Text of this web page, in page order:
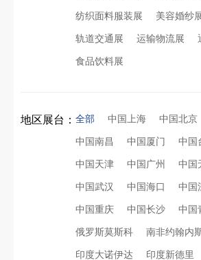
纺织面料服装展 美容婚纱
轨道交通展 运输物流展
食品饮料展
地区展台： 全部 中国上海 中国北京
中国南昌 中国厦门 中国
中国天津 中国广州 中国
中国武汉 中国海口 中国
中国重庆 中国长沙 中国
俄罗斯莫斯科 南非约翰内
印度大诺伊达 印度新德里